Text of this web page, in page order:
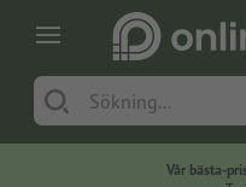
Vår bästa-